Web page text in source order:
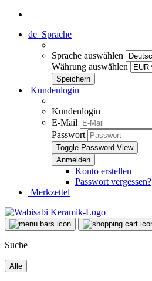
de Sprache
Sprache auswählen
Währung auswählen
Kundenlogin
Kundenlogin
E-Mail
Passwort
Toggle Password View
Konto erstellen
Passwort vergessen?
Merkzettel
Suche
Alle